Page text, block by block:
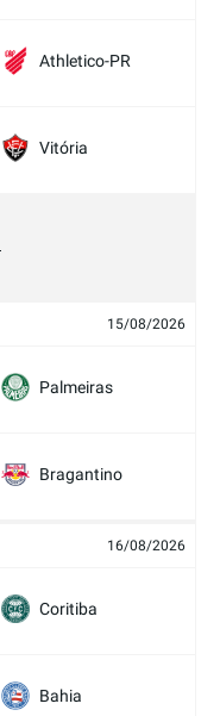
Athletico-PR
Vitória
15/08/2026
Palmeiras
Bragantino
16/08/2026
Coritiba
Bahia